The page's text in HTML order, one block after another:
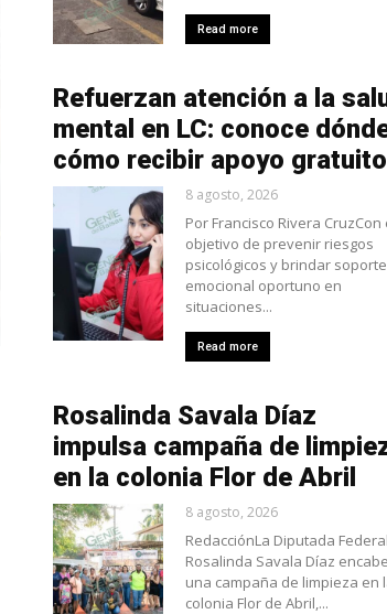
Read more
Refuerzan atención a la
mental en LC: conoce
cómo recibir apoyo gratuito
8 agosto, 2026
Por Francisco Rivera CruzCon
objetivo de prevenir riesgos
psicológicos y brindar soporte
emocional oportuno en
situaciones...
Read more
Rosalinda Savala Díaz
impulsa campaña de
en la colonia Flor de Abril
8 agosto, 2026
RedacciónLa Diputada Federal
Rosalinda Savala Díaz
una campaña de limpieza en
colonia Flor de Abril,...